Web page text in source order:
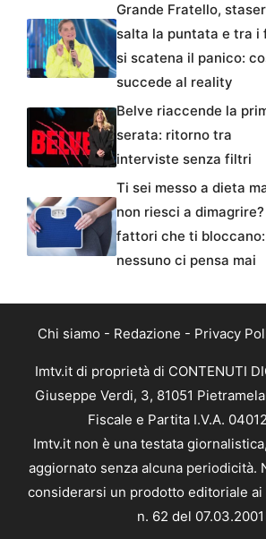
Grande Fratello,
salta la puntata e tra i
si scatena il panico:
succede al reality
Belve riaccende la
serata: ritorno tra
interviste senza filtri
Ti sei messo a dieta
non riesci a
fattori che ti bloccano:
nessuno ci pensa mai
Chi siamo - Redazione - Privacy
Imtv.it di proprietà di CONTENUTI
Giuseppe Verdi, 3, 81051
Fiscale e Partita I.V.A.
Imtv.it non è una testata
aggiornato senza alcuna periodicità.
considerarsi un prodotto editoriale
n. 62 del 07.03.2001